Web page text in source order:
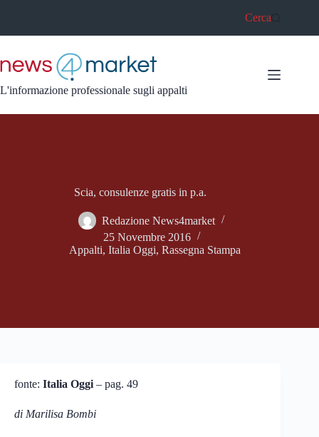
Cerca
L'informazione professionale sugli appalti
Scia, consulenze gratis in p.a.
Redazione News4market
25 Novembre 2016
Appalti, Italia Oggi, Rassegna Stampa
fonte: Italia Oggi – pag. 49
di Marilisa Bombi